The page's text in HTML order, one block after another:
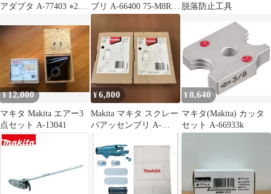
アダプタ A-77403 ⭐︎2.3
ブリ A-66400 75-M8Rセ
ット品 MUR100D
脱落防止工具
¥12,000
マキタ Makita エアー3
点セット A-13041
¥6,800
Makita マキタ スクレー
パアッセンブリ A-
¥8,640
マキタ(Makita) カッタ
セット A-66933k